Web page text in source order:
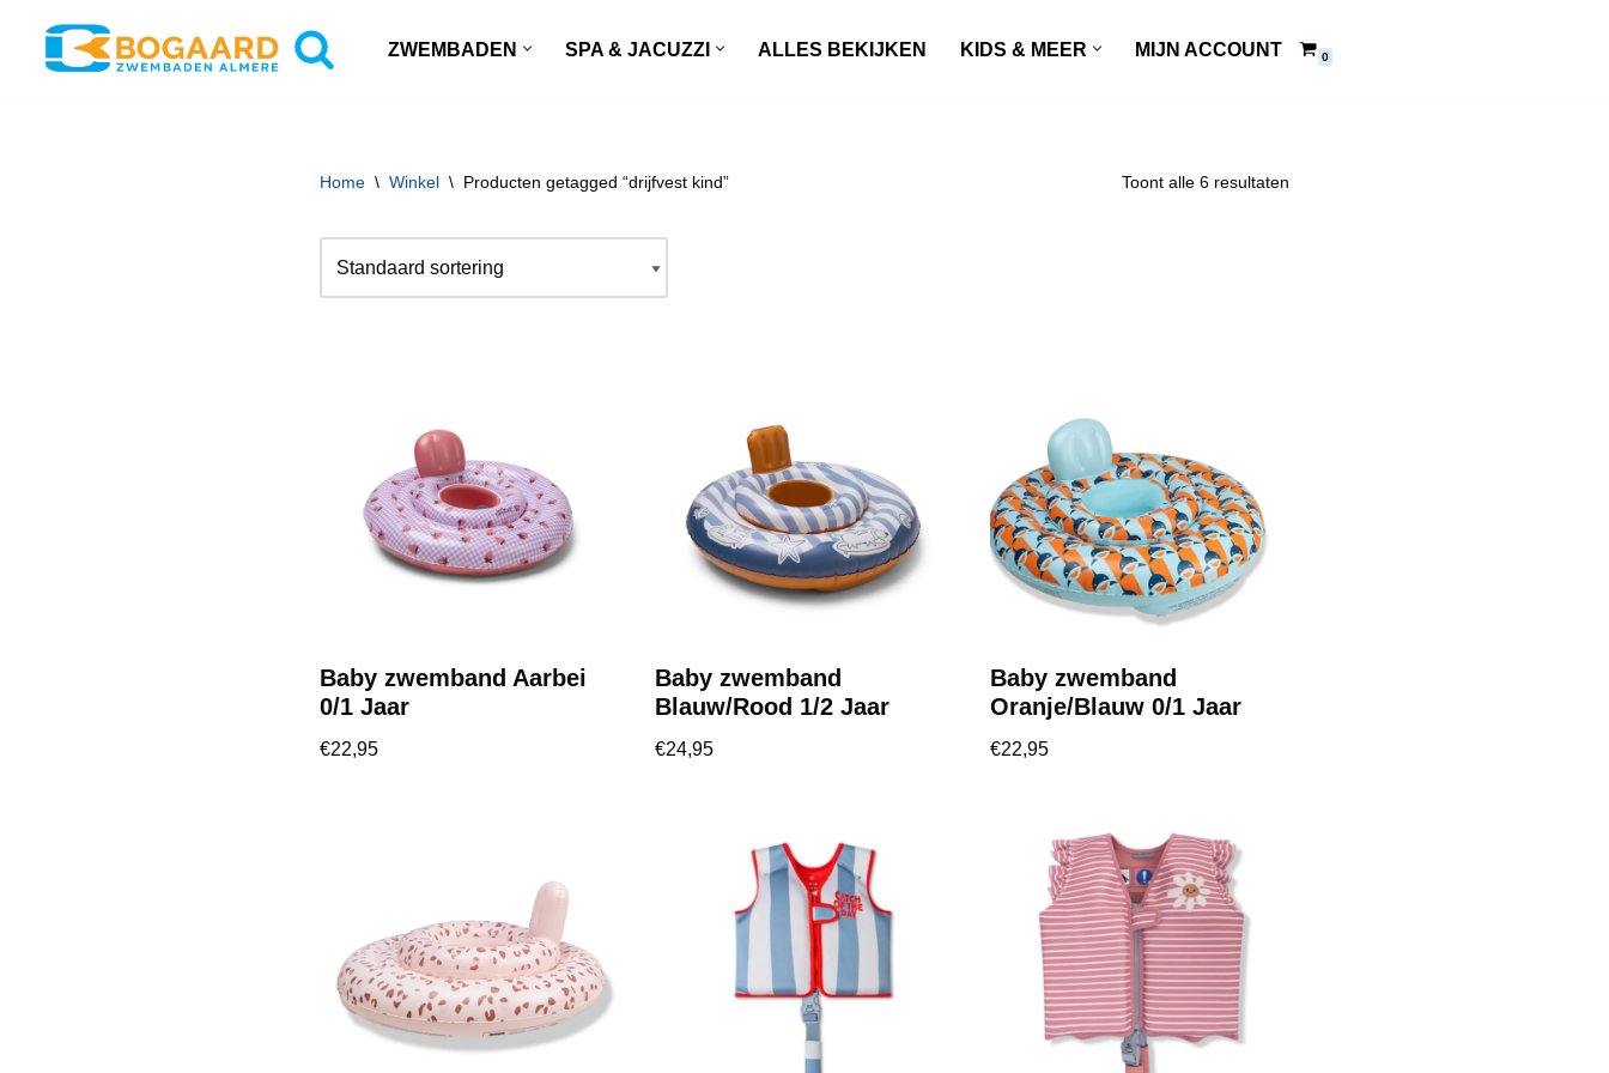
ZWEMBADEN SPA & JACUZZI ALLES BEKIJKEN KIDS & MEER MIJN ACCOUNT 0
Home \ Winkel \ Producten getagged “drijfvest kind” Toont alle 6 resultaten
Baby zwemband Aarbei
0/1 Jaar
€22,95
Baby zwemband
Blauw/Rood 1/2 Jaar
€24,95
Baby zwemband
Oranje/Blauw 0/1 Jaar
€22,95